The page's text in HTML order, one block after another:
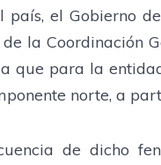
país, el Gobierno
la Coordinación
que para la
norte, a
de dicho